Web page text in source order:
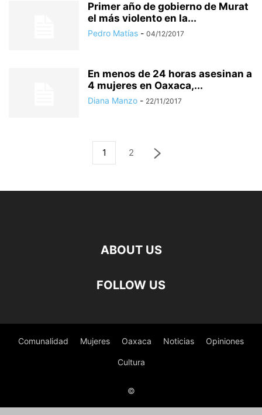
Primer año de gobierno de Murat
el más violento en la...
Pedro Matías - 04/12/2017
En menos de 24 horas asesinan a
4 mujeres en Oaxaca,...
Diana Manzo - 22/11/2017
1 2
ABOUT US
FOLLOW US
Comunalidad Mujeres Oaxaca Noticias Opiniones
Cultura
©